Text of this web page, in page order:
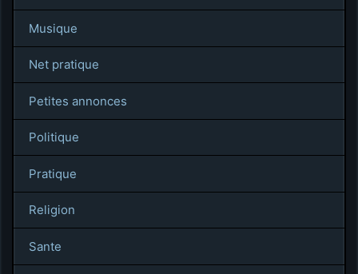
Musique
Net pratique
Petites annonces
Politique
Pratique
Religion
Sante